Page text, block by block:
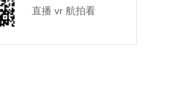
直播 vr 航拍看